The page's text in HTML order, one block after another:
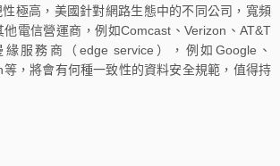
極高，美國針對網路生態中的不同公司，寬頻
電信營運商，例如Comcast、Verizon、AT&T
服務商（edge service），例如Google、
，將會有何種一致性的資料安全規範，值得持